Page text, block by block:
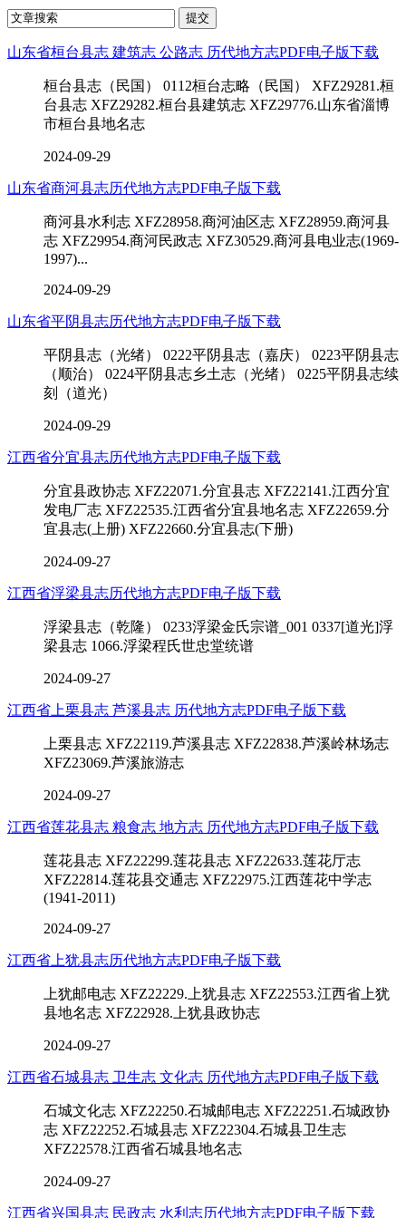
山东省桓台县志 建筑志 公路志 历代地方志PDF电子版下载
桓台县志（民国） 0112桓台志略（民国） XFZ29281.桓
台县志 XFZ29282.桓台县建筑志 XFZ29776.山东省淄博
市桓台县地名志
2024-09-29
山东省商河县志历代地方志PDF电子版下载
商河县水利志 XFZ28958.商河油区志 XFZ28959.商河县
志 XFZ29954.商河民政志 XFZ30529.商河县电业志(1969-
1997)...
2024-09-29
山东省平阴县志历代地方志PDF电子版下载
平阴县志（光绪） 0222平阴县志（嘉庆） 0223平阴县志
（顺治） 0224平阴县志乡土志（光绪） 0225平阴县志续
刻（道光）
2024-09-29
江西省分宜县志历代地方志PDF电子版下载
分宜县政协志 XFZ22071.分宜县志 XFZ22141.江西分宜
发电厂志 XFZ22535.江西省分宜县地名志 XFZ22659.分
宜县志(上册) XFZ22660.分宜县志(下册)
2024-09-27
江西省浮梁县志历代地方志PDF电子版下载
浮梁县志（乾隆） 0233浮梁金氏宗谱_001 0337[道光]浮
梁县志 1066.浮梁程氏世忠堂统谱
2024-09-27
江西省上栗县志 芦溪县志 历代地方志PDF电子版下载
上栗县志 XFZ22119.芦溪县志 XFZ22838.芦溪岭林场志
XFZ23069.芦溪旅游志
2024-09-27
江西省莲花县志 粮食志 地方志 历代地方志PDF电子版下载
莲花县志 XFZ22299.莲花县志 XFZ22633.莲花厅志
XFZ22814.莲花县交通志 XFZ22975.江西莲花中学志
(1941-2011)
2024-09-27
江西省上犹县志历代地方志PDF电子版下载
上犹邮电志 XFZ22229.上犹县志 XFZ22553.江西省上犹
县地名志 XFZ22928.上犹县政协志
2024-09-27
江西省石城县志 卫生志 文化志 历代地方志PDF电子版下载
石城文化志 XFZ22250.石城邮电志 XFZ22251.石城政协
志 XFZ22252.石城县志 XFZ22304.石城县卫生志
XFZ22578.江西省石城县地名志
2024-09-27
江西省兴国县志 民政志 水利志历代地方志PDF电子版下载